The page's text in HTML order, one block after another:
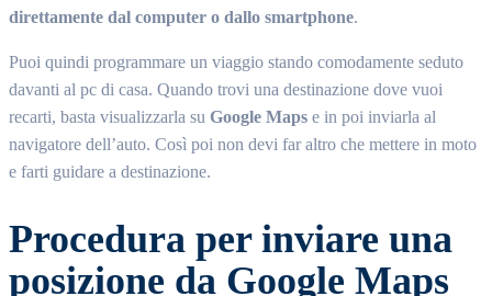
direttamente dal computer o dallo smartphone.
Puoi quindi programmare un viaggio stando comodamente seduto
davanti al pc di casa. Quando trovi una destinazione dove vuoi
recarti, basta visualizzarla su Google Maps e in poi inviarla al
navigatore dell’auto. Così poi non devi far altro che mettere in moto
e farti guidare a destinazione.
Procedura per inviare una
posizione da Google Maps